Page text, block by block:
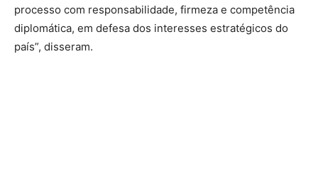
processo com responsabilidade, firmeza e competência
diplomática, em defesa dos interesses estratégicos do
país”, disseram.